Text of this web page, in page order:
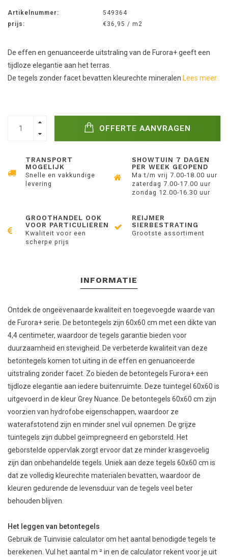
Artikelnummer:
549364
prijs:
€36,95 / m2
De effen en genuanceerde uitstraling van de Furora+ geeft een
tijdloze elegantie aan het terras.
De tegels zonder facet bevatten kleurechte mineralen Lees meer..
OFFERTE AANVRAGEN
TRANSPORT
MOGELIJK
Snelle en vakkundige
levering
SHOWTUIN 7 DAGEN
PER WEEK GEOPEND
Ma t/m vrij 7.00-18.00 uur
zaterdag 7.00-17.00 uur
zondag 12.00-16.30 uur
GROOTHANDEL OOK
VOOR PARTICULIEREN
Kwaliteit voor een
scherpe prijs
REIJMER
SIERBESTRATING
Grootste assortiment
INFORMATIE
Ontdek de ongeëvenaarde kwaliteit en toegevoegde waarde van
de Furora+ serie. De betontegels zijn 60x60 cm met een dikte van
4,4 centimeter, waardoor de tegels garantie bieden voor
duurzaamheid en stevigheid. De verbeterde kwaliteit van deze
betontegels komen tot uiting in de effen en genuanceerde
uitstraling zonder facet. Zo bieden de betontegels Furora+ een
tijdloze elegantie aan iedere buitenruimte. Deze tuintegel 60x60 is
uitgevoerd in de kleur Grey Nuance. De betontegels 60x60 cm zijn
voorzien van hydrofobe eigenschappen, waardoor ze
waterafstotend zijn en minder snel vuil opnemen. De grijze
tuintegels zijn dubbel geïmpregneerd en geborsteld. Het
geborstelde oppervlak zorgt ervoor dat ze minder krasgevoelig
zijn dan onbehandelde tegels. Uniek aan deze tegels 60x60 cm is
dat ze volledig kleurechte materialen bevatten, waardoor de
kleuren gedurende de levensduur van de tegels veel beter
behouden blijven.
Het leggen van betontegels
Gebruik de Tuinvisie calculator om het aantal benodigde tegels te
berekenen. Vul het aantal m ² in en de calculator rekent voor je uit